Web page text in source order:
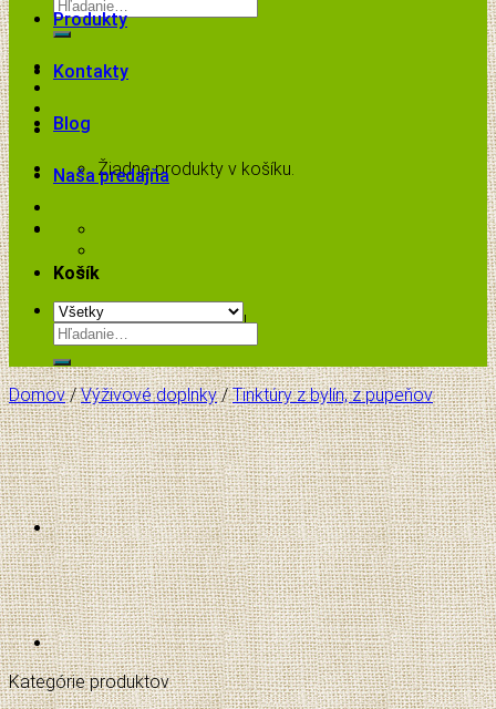
Žiadne produkty v košíku.
Košík
Žiadne produkty v košíku.
Produkty
Kontakty
Blog
Naša predajňa
Hľadať:
Domov / Výživové doplnky / Tinktúry z bylín, z pupeňov
Kategórie produktov